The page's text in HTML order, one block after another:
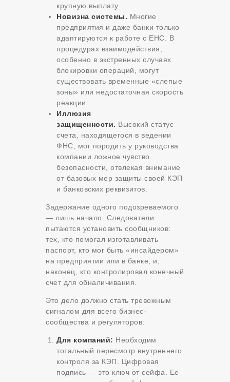
крупную выплату.
Новизна системы. Многие
предприятия и даже банки только
адаптируются к работе с ЕНС. В
процедурах взаимодействия,
особенно в экстренных случаях
блокировки операций, могут
существовать временные «слепые
зоны» или недостаточная скорость
реакции.
Иллюзия
защищенности. Высокий статус
счета, находящегося в ведении
ФНС, мог породить у руководства
компании ложное чувство
безопасности, отвлекая внимание
от базовых мер защиты своей КЭП
и банковских реквизитов.
Задержание одного подозреваемого
— лишь начало. Следователи
пытаются установить сообщников:
тех, кто помогал изготавливать
паспорт, кто мог быть «инсайдером»
на предприятии или в банке, и,
наконец, кто контролировал конечный
счет для обналичивания.
Это дело должно стать тревожным
сигналом для всего бизнес-
сообщества и регуляторов:
Для компаний: Необходим
тотальный пересмотр внутреннего
контроля за КЭП. Цифровая
подпись — это ключ от сейфа. Ее